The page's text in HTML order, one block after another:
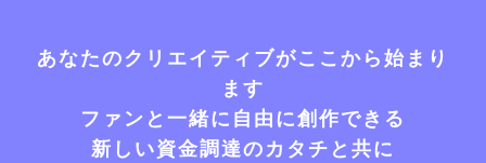
あなたのクリエイティブがここから始まり
ます
ファンと一緒に自由に創作できる
新しい資金調達のカタチと共に